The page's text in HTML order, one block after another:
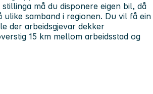
må du disponere eigen bil, då
ulike samband i regionen. Du vil få ein
der arbeidsgjevar dekker
15 km mellom arbeidsstad og